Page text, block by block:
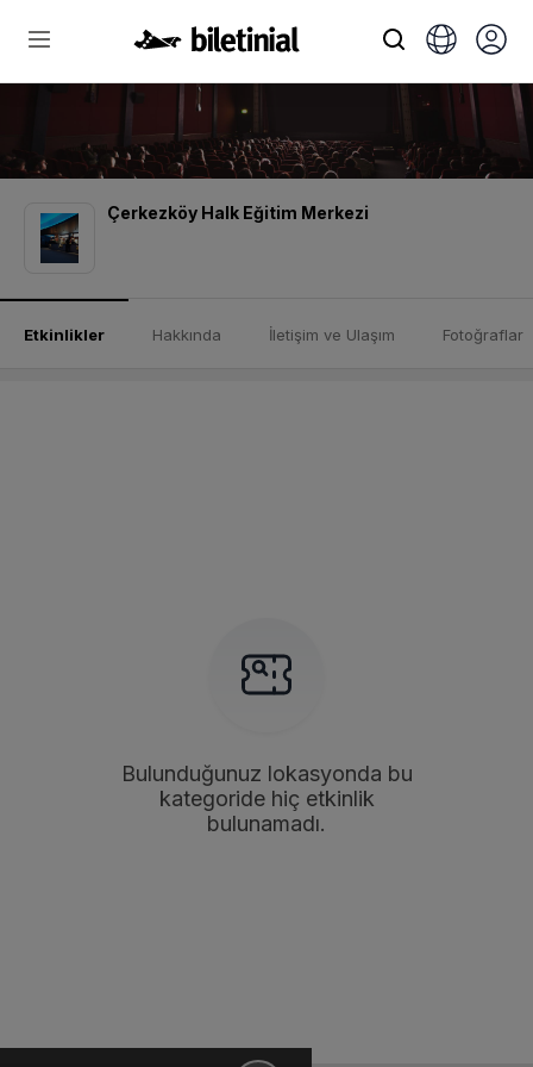
Çerkezköy Halk Eğitim Merkezi
Etkinlikler Hakkında İletişim ve Ulaşım Fotoğraflar
Bulunduğunuz lokasyonda bu
kategoride hiç etkinlik
bulunamadı.